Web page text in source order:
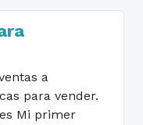
a
para vender.
Mi primer